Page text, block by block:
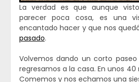
La verdad es que aunque
parecer poca cosa, es una
encantado hacer y que nos
pasado.
Volvemos dando un corto
regresamos a la casa. En unos
Comemos y nos echamos una